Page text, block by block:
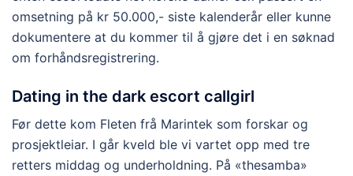
omsetning på kr 50.000,- siste kalenderår eller kunne
dokumentere at du kommer til å gjøre det i en søknad
om forhåndsregistrering.
Dating in the dark escort callgirl
Før dette kom Fleten frå Marintek som forskar og
prosjektleiar. I går kveld ble vi vartet opp med tre
retters middag og underholdning. På «thesamba»